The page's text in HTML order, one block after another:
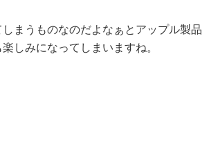
まうものなのだよなぁとアップル製品
しみになってしまいますね。